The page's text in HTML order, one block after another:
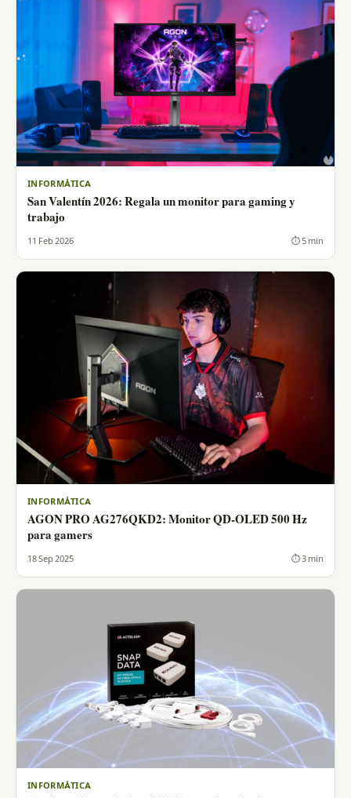
INFORMÁTICA
San Valentín 2026: Regala un monitor para gaming y
trabajo
11 Feb 2026 ⏱ 5 min
INFORMÁTICA
AGON PRO AG276QKD2: Monitor QD-OLED 500 Hz
para gamers
18 Sep 2025 ⏱ 3 min
INFORMÁTICA